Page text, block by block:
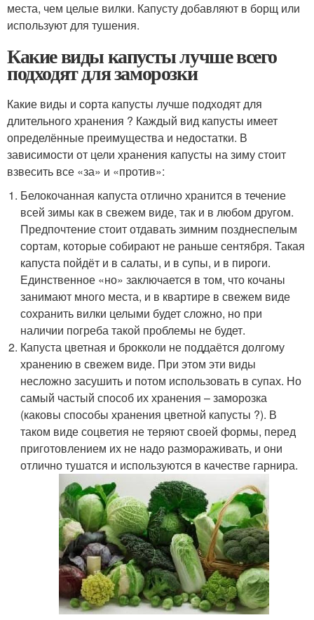
места, чем целые вилки. Капусту добавляют в борщ или
используют для тушения.
Какие виды капусты лучше всего
подходят для заморозки
Какие виды и сорта капусты лучше подходят для
длительного хранения ? Каждый вид капусты имеет
определённые преимущества и недостатки. В
зависимости от цели хранения капусты на зиму стоит
взвесить все «за» и «против»:
Белокочанная капуста отлично хранится в течение
всей зимы как в свежем виде, так и в любом другом.
Предпочтение стоит отдавать зимним позднеспелым
сортам, которые собирают не раньше сентября. Такая
капуста пойдёт и в салаты, и в супы, и в пироги.
Единственное «но» заключается в том, что кочаны
занимают много места, и в квартире в свежем виде
сохранить вилки целыми будет сложно, но при
наличии погреба такой проблемы не будет.
Капуста цветная и брокколи не поддаётся долгому
хранению в свежем виде. При этом эти виды
несложно засушить и потом использовать в супах. Но
самый частый способ их хранения – заморозка
(каковы способы хранения цветной капусты ?). В
таком виде соцветия не теряют своей формы, перед
приготовлением их не надо размораживать, и они
отлично тушатся и используются в качестве гарнира.